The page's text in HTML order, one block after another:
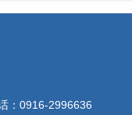
：0916-2996636